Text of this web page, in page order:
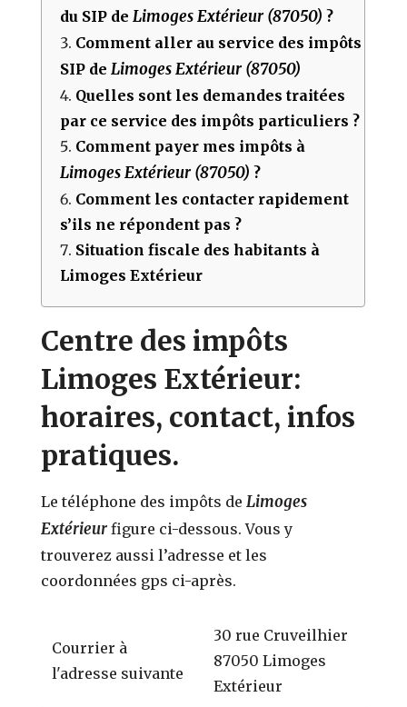
du SIP de Limoges Extérieur (87050) ?
Comment aller au service des impôts
SIP de Limoges Extérieur (87050)
Quelles sont les demandes traitées
par ce service des impôts particuliers ?
Comment payer mes impôts à
Limoges Extérieur (87050) ?
Comment les contacter rapidement
s’ils ne répondent pas ?
Situation fiscale des habitants à
Limoges Extérieur
Centre des impôts
Limoges Extérieur:
horaires, contact, infos
pratiques.
Le téléphone des impôts de Limoges
Extérieurfigure ci-dessous. Vous y
trouverez aussi l’adresse et les
coordonnées gps ci-après.
Courrier à
l'adresse suivante
30 rue Cruveilhier
87050 Limoges
Extérieur